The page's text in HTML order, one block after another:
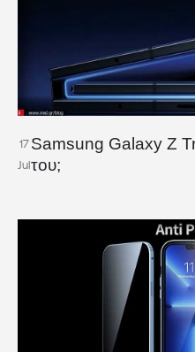
17
Jul
Samsung Galaxy Z
του;